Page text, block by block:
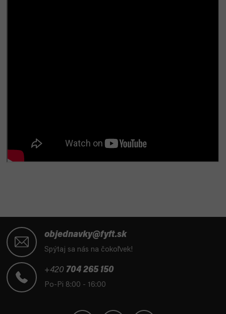
objednavky@fyft.sk
Spýtaj sa nás na čokoľvek!
+420 704 265 150
Po-Pi 8:00 - 16:00